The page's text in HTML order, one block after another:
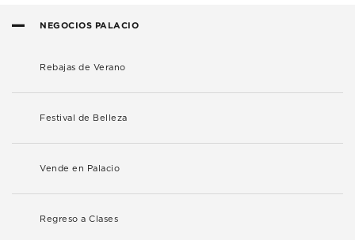
NEGOCIOS PALACIO
Rebajas de Verano
Festival de Belleza
Vende en Palacio
Regreso a Clases